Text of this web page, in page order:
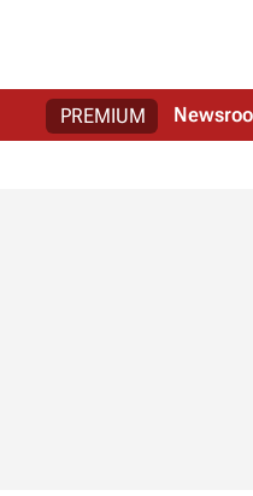
PREMIUM